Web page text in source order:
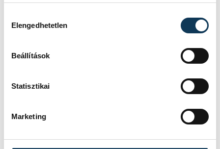
Elengedhetetlen
Beállítások
Statisztikai
Marketing